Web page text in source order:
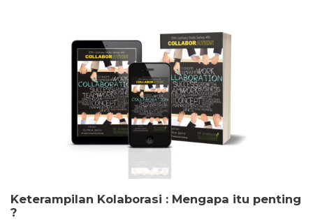
Keterampilan Kolaborasi : Mengapa itu penting
?